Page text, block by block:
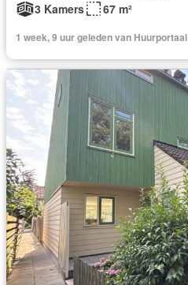
3 Kamers
67 m²
1 week, 9 uur geleden van Huurportaal